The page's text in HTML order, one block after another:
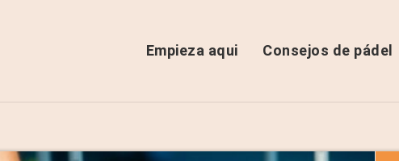
Empieza aqui Consejos de pádel